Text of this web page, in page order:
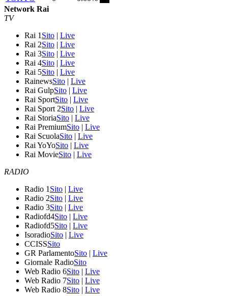
Network Rai
TV
Rai 1 Sito | Live
Rai 2Sito | Live
Rai 3Sito | Live
Rai 4Sito | Live
Rai 5Sito | Live
RainewsSito | Live
Rai GulpSito | Live
Rai SportSito | Live
Rai Sport 2Sito | Live
Rai StoriaSito | Live
Rai PremiumSito | Live
Rai ScuolaSito | Live
Rai YoYoSito | Live
Rai MovieSito | Live
RADIO
Radio 1 Sito | Live
Radio 2Sito | Live
Radio 3Sito | Live
Radiofd4Sito | Live
Radiofd5Sito | Live
IsoradioSito | Live
CCISSSito
GR ParlamentoSito | Live
Giornale RadioSito
Web Radio 6Sito | Live
Web Radio 7Sito | Live
Web Radio 8Sito | Live